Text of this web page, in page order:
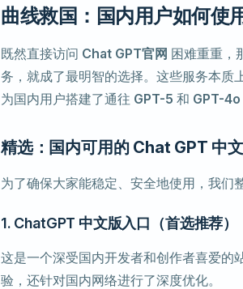
曲线救国：国内用户如何使
既然直接访问 Chat GPT官网 困难重重，
务，就成了最明智的选择。这些服务本质
为国内用户搭建了通往 GPT-5 和 GPT-4o
精选：国内可用的 Chat GPT 中
为了确保大家能稳定、安全地使用，我们
1. ChatGPT 中文版入口（首选推荐）
这是一个深受国内开发者和创作者喜爱的
验，还针对国内网络进行了深度优化。